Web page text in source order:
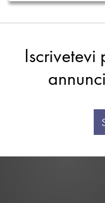
Iscrivetevi